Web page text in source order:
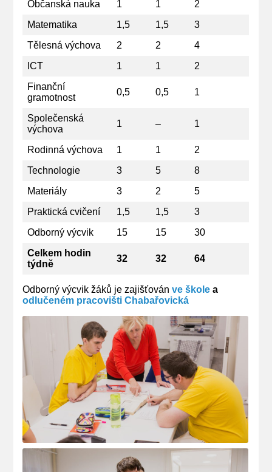
Občanská nauka 1 1
2
Matematika
1,5 1,5
3
Tělesná výchova
2 2
4
ICT
1 1
2
Finanční
gramotnost
0,5 0,5 1
Společenská
výchova
1 – 1
Rodinná výchova 1 1
2
Technologie
3 5
8
Materiály
3 2
5
Praktická cvičení
1,5 1,5
3
Odborný výcvik
15 15
30
Celkem hodin
týdně
32 32 64
Odborný výcvik žáků je zajišťovánve škole a
odlučeném pracovišti Chabařovická